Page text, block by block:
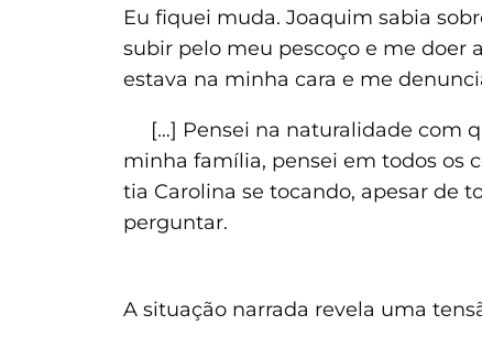
Eu fiquei muda. Joaquim sabia
subir pelo meu pescoço e me doer
estava na minha cara e me
[…] Pensei na naturalidade com
minha família, pensei em todos os
tia Carolina se tocando, apesar de
perguntar.
A situação narrada revela uma